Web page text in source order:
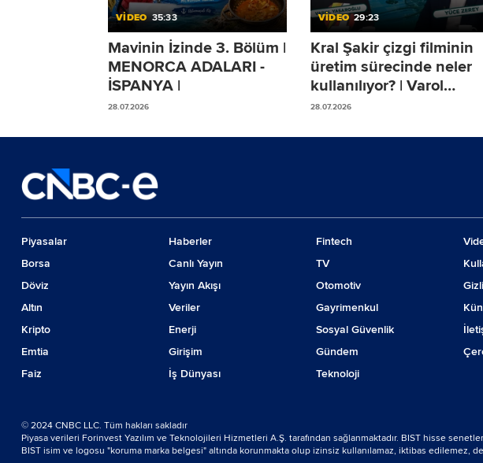
VİDEO 35:33
Mavinin İzinde 3. Bölüm |
MENORCA ADALARI -
İSPANYA |
28.07.2026
VİDEO 29:23
Kral Şakir çizgi filminin
üretim sürecinde neler
kullanılıyor? | Varol
Yaşaroğlu
28.07.2026
Piyasalar
Borsa
Döviz
Altın
Kripto
Emtia
Faiz
Haberler
Canlı Yayın
Yayın Akışı
Veriler
Enerji
Girişim
İş Dünyası
Fintech
TV
Otomotiv
Gayrimenkul
Sosyal Güvenlik
Gündem
Teknoloji
© 2024 CNBC LLC. Tüm hakları sakladır
Piyasa verileri Forinvest Yazılım ve Teknolojileri Hizmetleri A.Ş. tarafından sağlanmaktadır. BIST hisse
BIST isim ve logosu "koruma marka belgesi" altında korunmakta olup izinsiz kullanılamaz, iktibas edilemez,